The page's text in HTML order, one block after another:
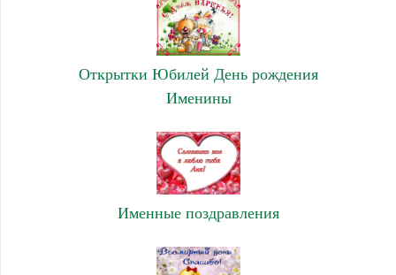
Открытки Юбилей День рождения
Именины
Именные поздравления